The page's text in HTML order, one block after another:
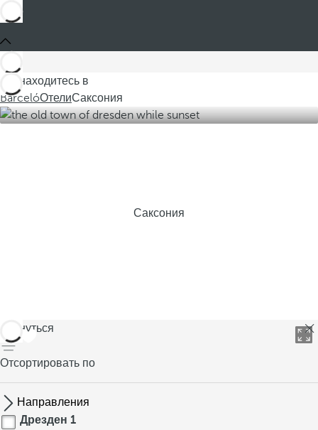
Вы находитесь в
BarcelóОтелиСаксония
Саксония
вернуться
Отсортировать по
Направления
Дрезден 1